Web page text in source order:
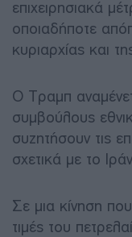
επιχειρησιακά
οποιαδήποτε
κυριαρχίας και
Ο Τραμπ
συμβούλους
συζητήσουν τις
σχετικά με το
Σε μια κίνηση
τιμές του